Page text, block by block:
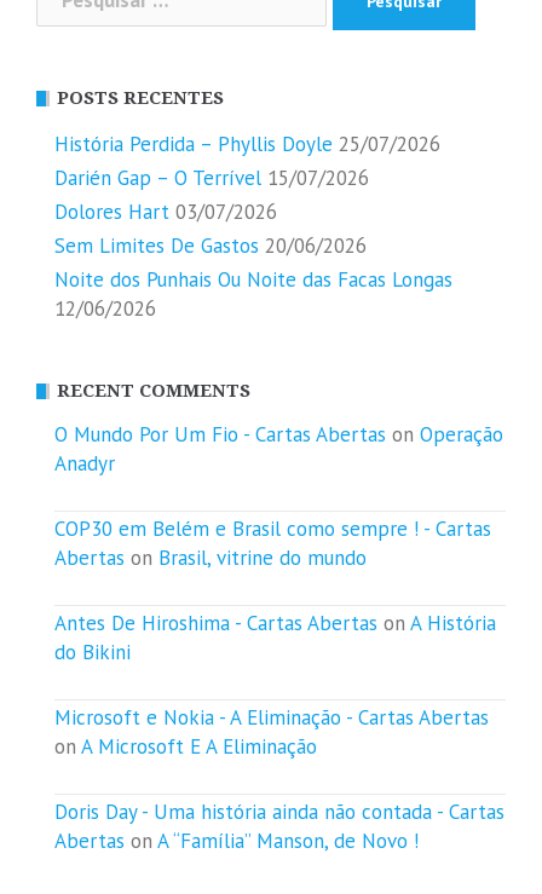
por:
POSTS RECENTES
História Perdida – Phyllis Doyle 25/07/2026
Darién Gap – O Terrível 15/07/2026
Dolores Hart 03/07/2026
Sem Limites De Gastos 20/06/2026
Noite dos Punhais Ou Noite das Facas Longas
12/06/2026
RECENT COMMENTS
O Mundo Por Um Fio - Cartas Abertas on Operação
Anadyr
COP30 em Belém e Brasil como sempre ! - Cartas
Abertas on Brasil, vitrine do mundo
Antes De Hiroshima - Cartas Abertas on A História
do Bikini
Microsoft e Nokia - A Eliminação - Cartas Abertas
on A Microsoft E A Eliminação
Doris Day - Uma história ainda não contada - Cartas
Abertas on A “Família” Manson, de Novo !